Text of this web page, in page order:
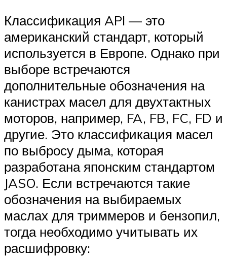
Классификация API — это
американский стандарт, который
используется в Европе. Однако при
выборе встречаются
дополнительные обозначения на
канистрах масел для двухтактных
моторов, например, FA, FB, FC, FD и
другие. Это классификация масел
по выбросу дыма, которая
разработана японским стандартом
JASO. Если встречаются такие
обозначения на выбираемых
маслах для триммеров и бензопил,
тогда необходимо учитывать их
расшифровку: